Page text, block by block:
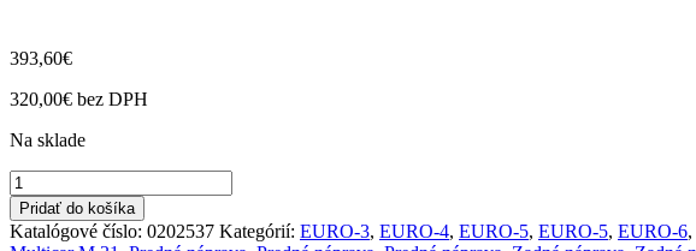
393,60€
320,00€ bez DPH
Na sklade
množstvo
Kardan
445
mm
Pridať do košíka
Katalógové číslo: 0202537 Kategórií: EURO-3, EURO-4, EURO-5, EURO-5, EURO-6,